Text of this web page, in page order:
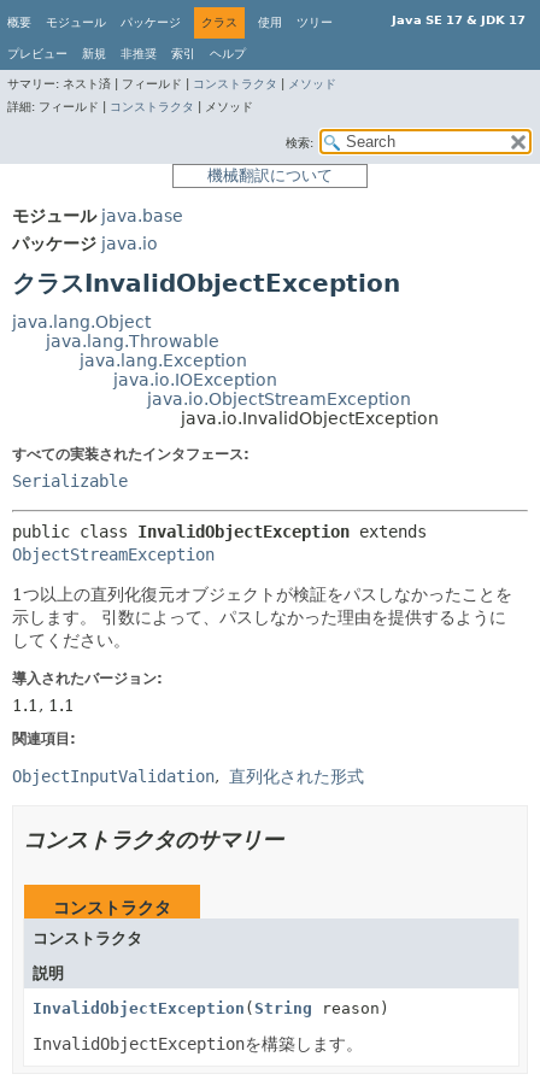
Java SE 17 & JDK 17
概要 モジュール パッケージ クラス 使用 ツリー
プレビュー 新規 非推奨 索引 ヘルプ
サマリー: ネスト済 | フィールド | コンストラクタ
メソッド
詳細: フィールド | コンストラクタ メソッド
検索:
機械翻訳について
モジュール java.base
パッケージ java.io
クラスInvalidObjectException
java.lang.Object
java.lang.Throwable
java.lang.Exception
java.io.IOException
java.io.ObjectStreamException
java.io.InvalidObjectException
すべての実装されたインタフェース:
Serializable
public class InvalidObjectException
ObjectStreamException
1つ以上の直列化復元オブジェクトが検証をパスしなかったことを
示します。
引数によって、パスしなかった理由を提供するように
してください。
導入されたバージョン:
1.1, 1.1
関連項目:
ObjectInputValidation 直列化された形式
コンストラクタのサマリー
コンストラクタ
コンストラクタ
説明
InvalidObjectException ( String reason)
InvalidObjectExceptionを構築します。